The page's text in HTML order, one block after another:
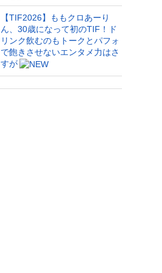
【TIF2026】ももクロあーり
ん、30歳になって初のTIF！ド
リンク飲むのもトークとパフォ
で飽きさせないエンタメ力はさ
すが